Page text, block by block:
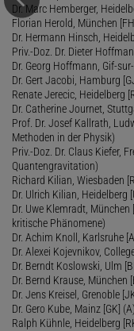
Dr. Marc Hemberger,
Florian Herold, München
Dr. Hermann Hinsch,
Priv.-Doz. Dr. Dieter
Dr. Georg Hoffmann, Gif-
Dr. Gert Jacobi, Hamburg
Renate Jerecic, Heidelberg
Dr. Catherine Journet,
Prof. Dr. Josef Kallrath,
Methoden in der Physik)
Priv.-Doz. Dr. Claus Kiefer,
Quantengravitation)
Richard Kilian, Wiesbaden
Dr. Ulrich Kilian, Heidelberg
Dr. Uwe Klemradt,
kritische Phänomene)
Dr. Achim Knoll, Karlsruhe
Dr. Alexei Kojevnikov,
Dr. Berndt Koslowski, Ulm
Dr. Bernd Krause, München
Dr. Jens Kreisel, Grenoble
Dr. Gero Kube, Mainz [GK]
Ralph Kühnle, Heidelberg